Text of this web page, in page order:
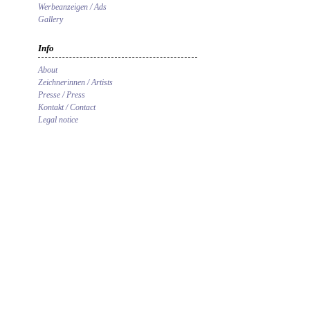
Werbeanzeigen / Ads
Gallery
Info
About
Zeichnerinnen / Artists
Presse / Press
Kontakt / Contact
Legal notice